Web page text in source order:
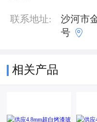
联系地址:
沙河市
号 
相关产品